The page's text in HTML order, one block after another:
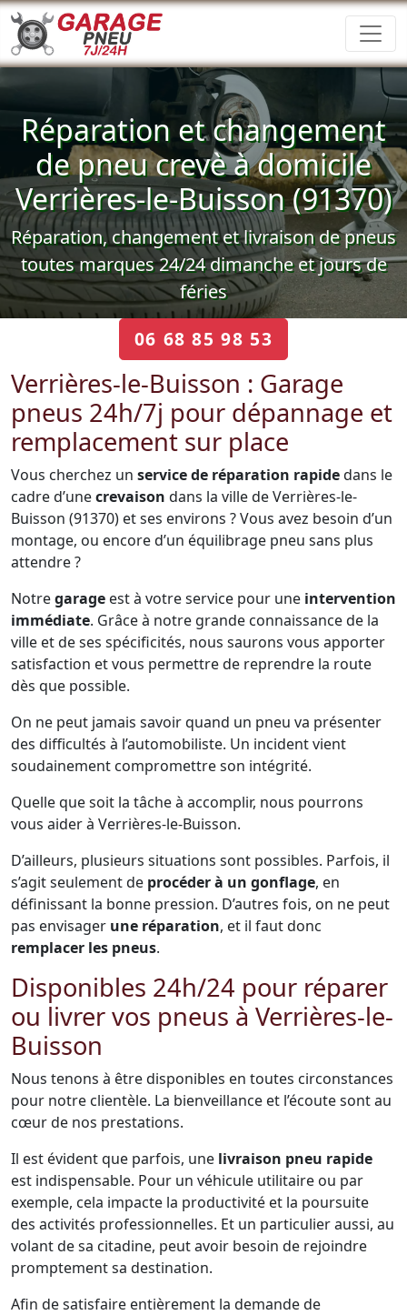
Réparation et changement
de pneu crevè à domicile
Verrières-le-Buisson (91370)
Réparation, changement et livraison de pneus
toutes marques 24/24 dimanche et jours de
féries
06 68 85 98 53
Verrières-le-Buisson : Garage
pneus 24h/7j pour dépannage et
remplacement sur place
Vous cherchez un service de réparation rapidedans le
cadre d’unecrevaison dans la ville de Verrières-le-
Buisson (91370) et ses environs ? Vous avez besoin d’un
montage, ou encore d’un équilibrage pneu sans plus
attendre ?
Notregarage est à votre service pour une intervention
immédiate. Grâce à notre grande connaissance de la
ville et de ses spécificités, nous saurons vous apporter
satisfaction et vous permettre de reprendre la route
dès que possible.
On ne peut jamais savoir quand un pneu va présenter
des difficultés à l’automobiliste. Un incident vient
soudainement compromettre son intégrité.
Quelle que soit la tâche à accomplir, nous pourrons
vous aider à Verrières-le-Buisson.
D’ailleurs, plusieurs situations sont possibles. Parfois, il
s’agit seulement de procéder à un gonflage, en
définissant la bonne pression. D’autres fois, on ne peut
pas envisager une réparation, et il faut donc
remplacer les pneus.
Disponibles 24h/24 pour réparer
ou livrer vos pneus à Verrières-le-
Buisson
Nous tenons à être disponibles en toutes circonstances
pour notre clientèle. La bienveillance et l’écoute sont au
cœur de nos prestations.
Il est évident que parfois, une livraison pneu rapide
est indispensable. Pour un véhicule utilitaire ou par
exemple, cela impacte la productivité et la poursuite
des activités professionnelles. Et un particulier aussi, au
volant de sa citadine, peut avoir besoin de rejoindre
promptement sa destination.
Afin de satisfaire entièrement la demande de